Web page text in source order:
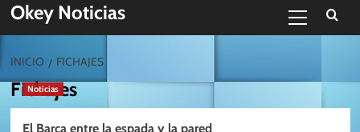
Okey Noticias
primario
INICIO FICHAJES
Fichajes
Noticias
El Barca entre la espada y la pared